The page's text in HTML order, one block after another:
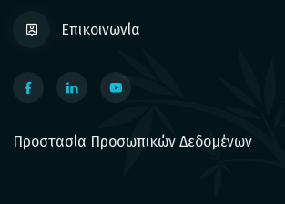
Επικοινωνία
Προστασία Προσωπικών Δεδομένων